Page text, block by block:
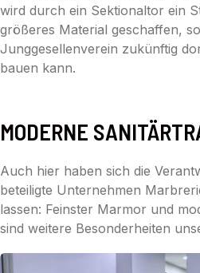
wird durch ein Sektionaltor ein
größeres Material geschaffen,
Junggesellenverein zukünftig
bauen kann.
MODERNE
Auch hier haben sich die
beteiligte Unternehmen
lassen: Feinster Marmor und
sind weitere Besonderheiten